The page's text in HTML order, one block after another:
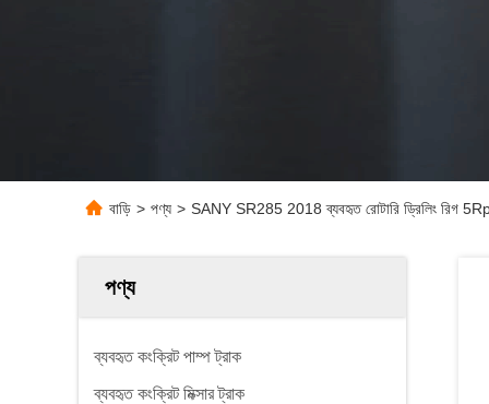
বাড়ি > পণ্য > SANY SR285 2018 ব্যবহৃত রোটারি ড্রিলিং রিগ
পণ্য
ব্যবহৃত কংক্রিট পাম্প ট্রাক
ব্যবহৃত কংক্রিট মিক্সার ট্রাক